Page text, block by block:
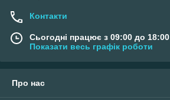
Контакти
Сьогодні працює з 09:00 до 18:00
Показати весь графік роботи
Про нас